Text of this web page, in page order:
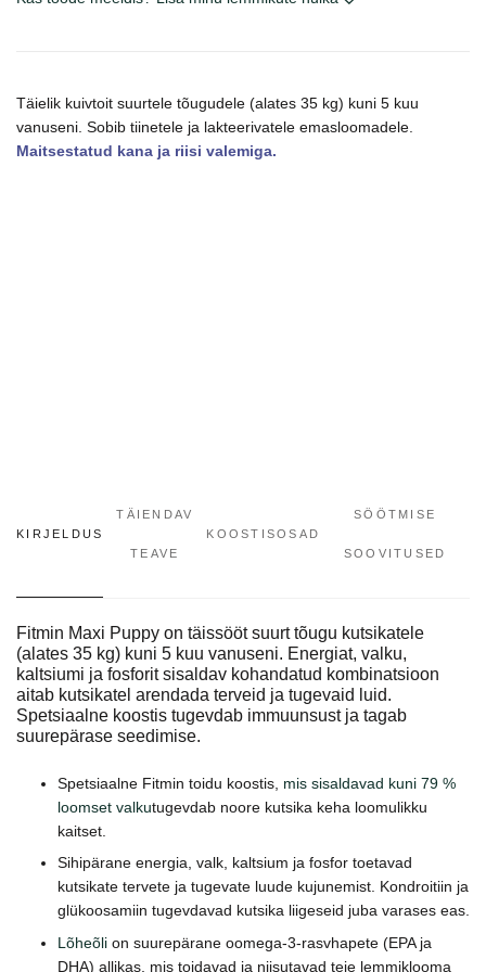
Täielik kuivtoit suurtele tõugudele (alates 35 kg) kuni 5 kuu
vanuseni. Sobib tiinetele ja lakteerivatele emasloomadele.
Maitsestatud kana ja riisi valemiga.
KIRJELDUS
TÄIENDAV
TEAVE
KOOSTISOSAD
SÖÖTMISE
SOOVITUSED
Fitmin Maxi Puppy on täissööt suurt tõugu kutsikatele
(alates 35 kg) kuni 5 kuu vanuseni. Energiat, valku,
kaltsiumi ja fosforit sisaldav kohandatud kombinatsioon
aitab kutsikatel arendada terveid ja tugevaid luid.
Spetsiaalne koostis tugevdab immuunsust ja tagab
suurepärase seedimise.
Spetsiaalne Fitmin toidu koostis, mis sisaldavad kuni 79 %
loomset valkutugevdab noore kutsika keha loomulikku
kaitset.
Sihipärane energia, valk, kaltsium ja fosfor toetavad
kutsikate tervete ja tugevate luude kujunemist. Kondroitiin ja
glükoosamiin tugevdavad kutsika liigeseid juba varases eas.
Lõheõlion suurepärane oomega-3-rasvhapete (EPA ja
DHA) allikas, mis toidavad ja niisutavad teie lemmiklooma